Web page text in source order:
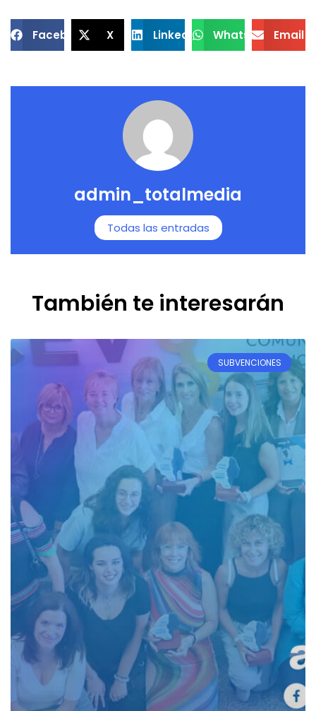
Facebook X LinkedIn WhatsApp Email
admin_totalmedia
Todas las entradas
También te interesarán
SUBVENCIONES